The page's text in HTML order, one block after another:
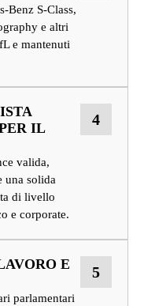
Benz S-Class,
e altri
e mantenuti
IL
valida,
una solida
di livello
e corporate.
4
E
parlamentari
5